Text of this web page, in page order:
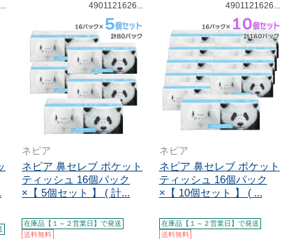
4901121626...
ネピア
ネピア 鼻セレブ ポケット
ティッシュ 16個パック
×【 5個セット 】 ( 計...
在庫品【１～２営業日】で発送
送料無料
4901121626...
ネピア
ネピア 鼻セレブ ポケット
ティッシュ 16個パック
×【 10個セット 】 ( ...
在庫品【１～２営業日】で発送
送料無料